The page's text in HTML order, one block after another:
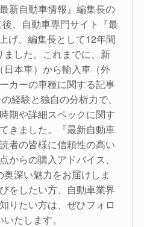
新自動車情報』編集長の
、自動車専門サイト『最
げ、編集長として12年間
した。これまでに、新
本車）から輸入車（外
カーの車種に関する記事
経験と独自の分析力で、
期や詳細スペックに関す
きました。『最新自動車
者の皆様に信頼性の高い
からの購入アドバイス、
深い魅力をお届けしま
をしたい方、自動車業界
りたい方は、ぜひフォロ
たします。